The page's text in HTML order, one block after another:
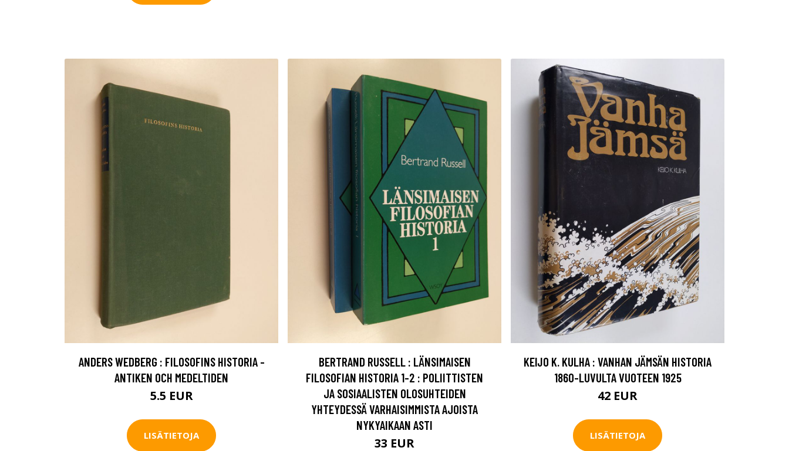
ANDERS WEDBERG : FILOSOFINS HISTORIA -
ANTIKEN OCH MEDELTIDEN
5.5 EUR
LISÄTIETOJA
BERTRAND RUSSELL : LÄNSIMAISEN
FILOSOFIAN HISTORIA 1-2 : POLIITTISTEN
JA SOSIAALISTEN OLOSUHTEIDEN
YHTEYDESSÄ VARHAISIMMISTA AJOISTA
NYKYAIKAAN ASTI
33 EUR
KEIJO K. KULHA : VANHAN JÄMSÄN HISTORIA
1860-LUVULTA VUOTEEN 1925
42 EUR
LISÄTIETOJA